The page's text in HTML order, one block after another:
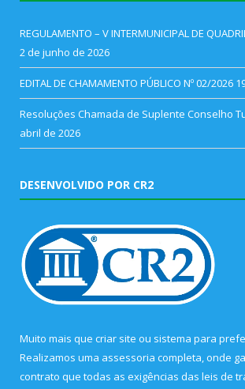
REGULAMENTO – V INTERMUNICIPAL DE
2 de junho de 2026
EDITAL DE CHAMAMENTO PÚBLICO Nº 02/2026
Resoluções Chamada de Suplente Conselho
abril de 2026
DESENVOLVIDO POR CR2
Muito mais que criar site ou sistema para
Realizamos uma assessoria completa, onde
contrato que todas as exigências das leis de